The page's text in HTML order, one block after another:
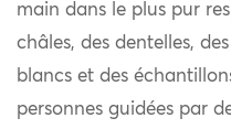
main dans le plus pur
châles, des dentelles,
blancs et des
personnes guidées par